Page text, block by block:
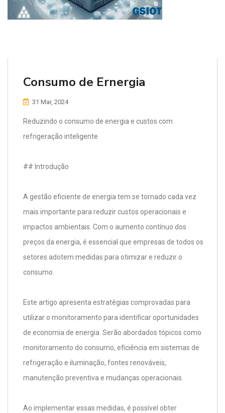
Consumo de Ernergia
31 Mar, 2024
Reduzindo o consumo de energia e custos com
refrigeração inteligente
## Introdução
A gestão eficiente de energia tem se tornado cada vez
mais importante para reduzir custos operacionais e
impactos ambientais. Com o aumento contínuo dos
preços da energia, é essencial que empresas de todos os
setores adotem medidas para otimizar e reduzir o
consumo.
Este artigo apresenta estratégias comprovadas para
utilizar o monitoramento para identificar oportunidades
de economia de energia. Serão abordados tópicos como
monitoramento do consumo, eficiência em sistemas de
refrigeração e iluminação, fontes renováveis,
manutenção preventiva e mudanças operacionais.
Ao implementar essas medidas, é possível obter